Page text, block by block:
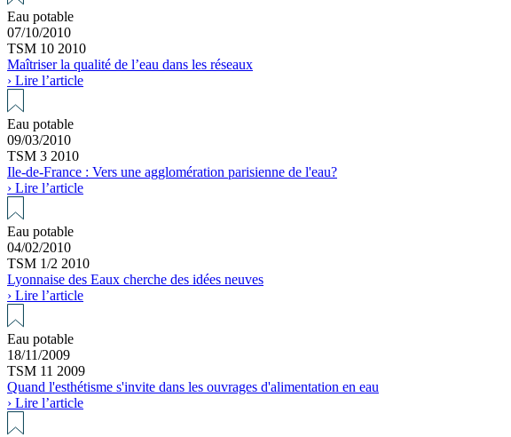
Eau potable
07/10/2010
TSM 10 2010
Maîtriser la qualité de l’eau dans les réseaux
› Lire l’article
Eau potable
09/03/2010
TSM 3 2010
Ile-de-France : Vers une agglomération parisienne de l'eau?
› Lire l’article
Eau potable
04/02/2010
TSM 1/2 2010
Lyonnaise des Eaux cherche des idées neuves
› Lire l’article
Eau potable
18/11/2009
TSM 11 2009
Quand l'esthétisme s'invite dans les ouvrages d'alimentation en eau
› Lire l’article